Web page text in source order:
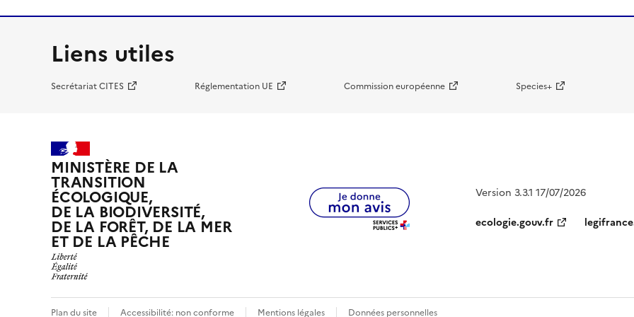
Liens utiles
Secrétariat CITES Réglementation UE Commission européenne Species+
MINISTÈRE DE LA
TRANSITION
ÉCOLOGIQUE,
DE LA BIODIVERSITÉ,
DE LA FORÊT, DE LA MER
ET DE LA PÊCHE
Version 3.3.1 17/07/2026
ecologie.gouv.fr
Plan du site Accessibilité: non conforme Mentions légales Données personnelles